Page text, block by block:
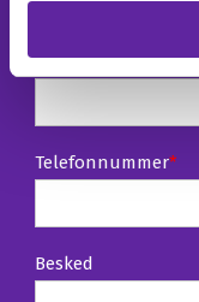
Stilling
Telefonnummer*
Besked